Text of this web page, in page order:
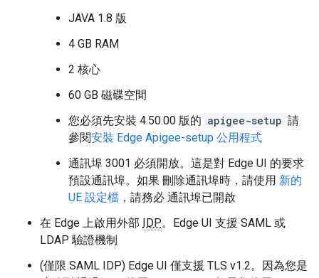
JAVA 1.8 版
4 GB RAM
2 核心
60 GB 磁碟空間
您必須先安裝 4.50.00 版的 apigee-setup 請
參閱安裝 Edge Apigee-setup 公用程式
通訊埠 3001 必須開放。這是對 Edge UI 的要求
預設通訊埠。如果 刪除通訊埠時，請使用 新的
UE 設定檔 ，請務必 通訊埠已開啟
在 Edge 上啟用外部 IDP。Edge UI 支援 SAML 或
LDAP 驗證機制
(僅限 SAML IDP) Edge UI 僅支援 TLS v1.2。因為您是